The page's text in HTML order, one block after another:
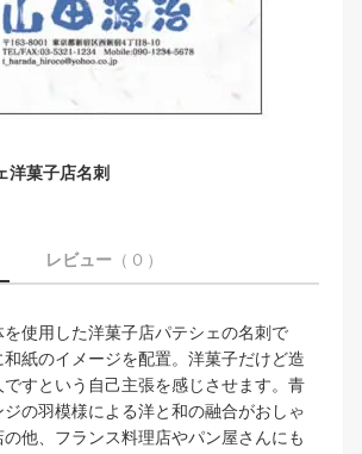
洋菓子店名刺
レビュー （ 0 ）
使用した洋菓子店パテシェの名刺で
紙のイメージを配置。洋菓子だけど造
ですという自己主張を感じさせます。青
の羽模様による洋と和の融合がおしゃ
他、フランス料理店やパン屋さんにも